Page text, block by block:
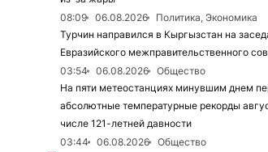
08:09
06.08.2026
Политика, Экономика
Турчин направился в Кыргызстан на
Евразийского межправительственного
03:54
06.08.2026
Общество
На пяти метеостанциях минувшим днем
абсолютные температурные рекорды
числе 121-летней давности
03:44
06.08.2026
Общество